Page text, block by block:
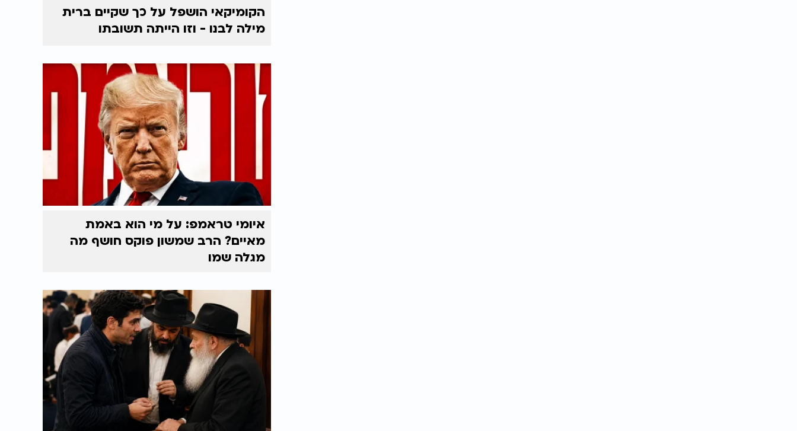
הקומיקאי הושפל על כך שקיים ברית
מילה לבנו - וזו הייתה תשובתו
איומי טראמפ: על מי הוא באמת
מאיים? הרב שמשון פוקס חושף מה
מגלה שמו